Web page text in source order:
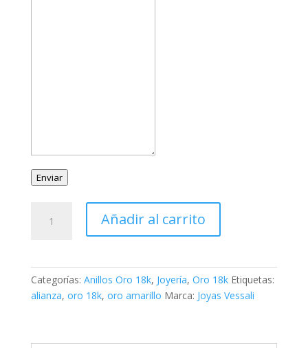
Enviar
alianza
diamantada.
ancho:
Añadir al carrito
Categorías: Anillos Oro 18k, Joyería, Oro 18k Etiquetas:
alianza, oro 18k, oro amarillo Marca: Joyas Vessali